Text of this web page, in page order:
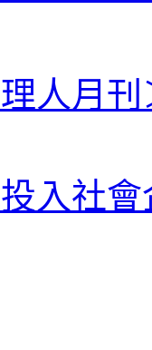
人月
入社